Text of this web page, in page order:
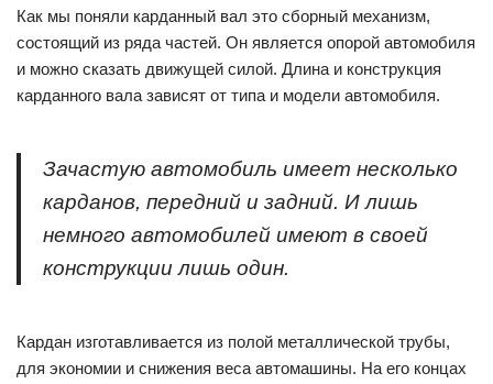
Как мы поняли карданный вал это сборный механизм,
состоящий из ряда частей. Он является опорой автомобиля
и можно сказать движущей силой. Длина и конструкция
карданного вала зависят от типа и модели автомобиля.
Зачастую автомобиль имеет несколько
карданов, передний и задний. И лишь
немного автомобилей имеют в своей
конструкции лишь один.
Кардан изготавливается из полой металлической трубы,
для экономии и снижения веса автомашины. На его концах